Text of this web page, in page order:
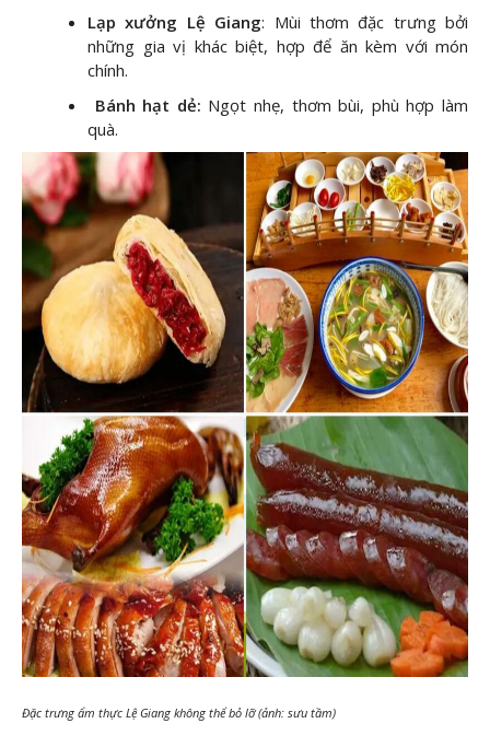
Lạp xưởng Lệ Giang: Mùi thơm đặc trưng bởi
những gia vị khác biệt, hợp để ăn kèm với món
chính.
Bánh hạt dẻ: Ngọt nhẹ, thơm bùi, phù hợp làm
quà.
Đặc trưng ẩm thực Lệ Giang không thể bỏ lỡ (ảnh: sưu tầm)